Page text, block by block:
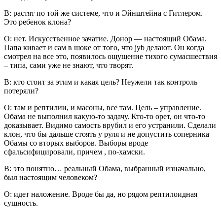
В: растят по той же системе, что и Эйнштейна c Гитлером.
Это ребенок клона?
О: нет. Искусственное зачатие. Донор — настоящий Обама.
Папа кивает и сам в шоке от того, что jyb делают. Он когда
смотрел на все это, появилось ощущение тихого сумасшествия
– типа, сами уже не знают, что творят.
В: кто стоит за этим и какая цель? Неужели так контроль
потеряли?
О: там и рептилии, и масоны, все там. Цель – управление.
Обама не выполнил какую-то задачу. Кто-то орет, он что-то
доказывает. Видимо самость врубил и его устранили. Сделали
клон, что бы дальше стоять у руля и не допустить соперника
Обамы со вторых выборов. Выборы вроде
сфальсифицировали, причем , по-хамски.
В: это понятно… реальный Обама, выбранный изначально,
был настоящим человеком?
О: идет наложение. Вроде бы да, но рядом рептилоидная
сущность.